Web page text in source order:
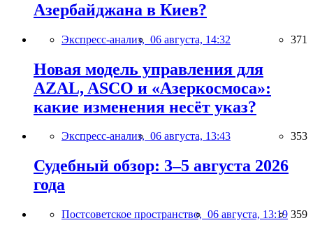
Азербайджана в Киев?
Экспресс-анализ, 06 августа, 14:32 371
Новая модель управления для
AZAL, ASCO и «Азеркосмоса»:
какие изменения несёт указ?
Экспресс-анализ, 06 августа, 13:43 353
Судебный обзор: 3–5 августа 2026
года
Постсоветское пространство, 06 августа, 13:19 359